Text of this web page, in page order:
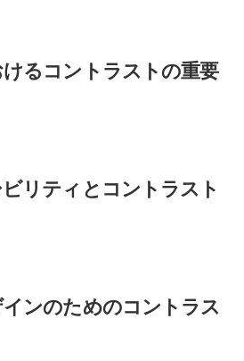
るコントラストの重要
リティとコントラスト
ンのためのコントラス